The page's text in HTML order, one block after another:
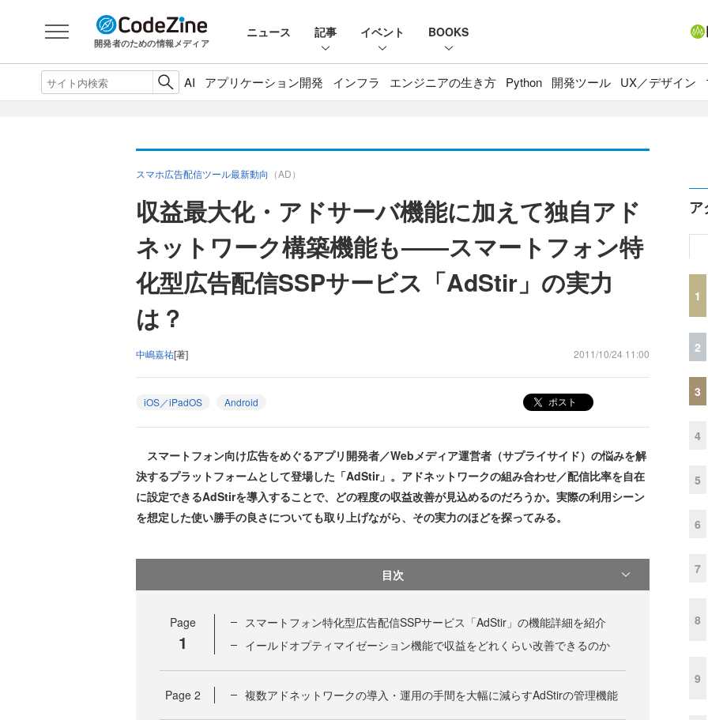
開発者のための情報メディア
ニュース 記事 イベント BOOKS
AI アプリケーション開発 インフラ エンジニアの生き方 Python 開発ツール UX／デザイン
スマホ広告配信ツール最新動向 （AD）
収益最大化・アドサーバ機能に加えて独自アド
ネットワーク構築機能も――スマートフォン特
化型広告配信SSPサービス「AdStir」の実力
は？
中嶋嘉祐[著] 2011/10/24 11:00
iOS／iPadOS Android ポスト
スマートフォン向け広告をめぐるアプリ開発者／Webメディア運営者（サプライサイド）の悩みを解
決するプラットフォームとして登場した「AdStir」。アドネットワークの組み合わせ／配信比率を自在
に設定できるAdStirを導入することで、どの程度の収益改善が見込めるのだろうか。実際の利用シーン
を想定した使い勝手の良さについても取り上げながら、その実力のほどを探ってみる。
目次
Page
1
スマートフォン特化型広告配信SSPサービス「AdStir」の機能詳細を紹介
イールドオプティマイゼーション機能で収益をどれくらい改善できるのか
Page 2 複数アドネットワークの導入・運用の手間を大幅に減らすAdStirの管理機能
ア
1
2
3
4
5
6
7
8
9